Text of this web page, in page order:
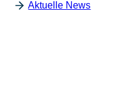
Aktuelle News